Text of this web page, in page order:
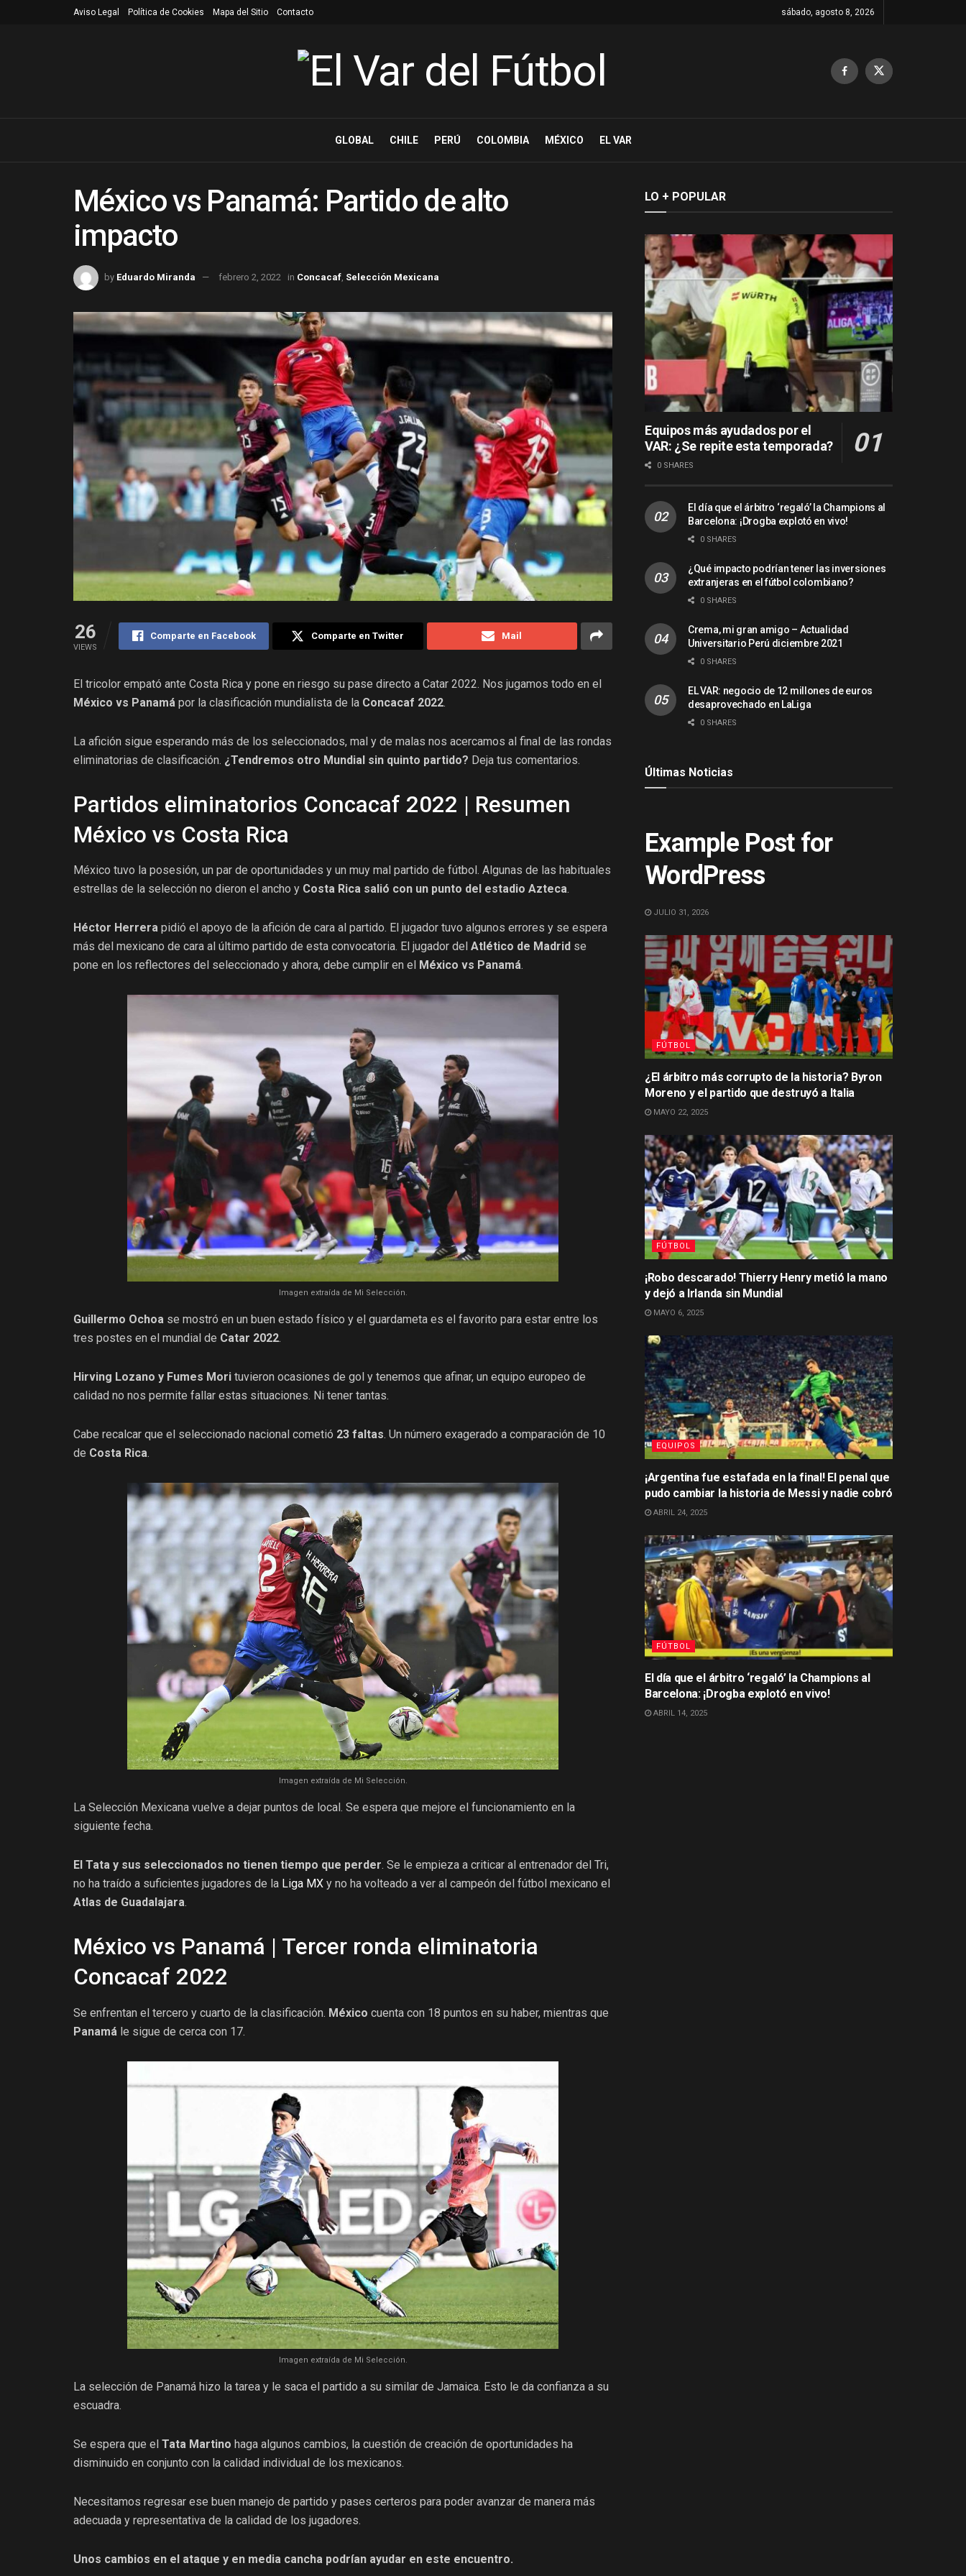
Aviso Legal Política de Cookies Mapa del Sitio Contacto sábado, agosto 8, 2026
GLOBAL CHILE PERÚ COLOMBIA MÉXICO EL VAR
México vs Panamá: Partido de alto
impacto
by Eduardo Miranda febrero 2, 2022 in Concacaf Selección Mexicana
26
VIEWS
Comparte en Facebook Comparte en Twitter Mail
El tricolor empató ante Costa Rica y pone en riesgo su pase directo a Catar 2022. Nos jugamos todo en el
México vs Panamá por la clasificación mundialista de la Concacaf 2022.
La afición sigue esperando más de los seleccionados, mal y de malas nos acercamos al final de las rondas
eliminatorias de clasificación. ¿Tendremos otro Mundial sin quinto partido? Deja tus comentarios.
Partidos eliminatorios Concacaf 2022 | Resumen
México vs Costa Rica
México tuvo la posesión, un par de oportunidades y un muy mal partido de fútbol. Algunas de las habituales
estrellas de la selección no dieron el ancho y Costa Rica salió con un punto del estadio Azteca.
Héctor Herrera pidió el apoyo de la afición de cara al partido. El jugador tuvo algunos errores y se espera
más del mexicano de cara al último partido de esta convocatoria. El jugador del Atlético de Madrid se
pone en los reflectores del seleccionado y ahora, debe cumplir en el
México vs Panamá.
Imagen extraída de Mi Selección.
Guillermo Ochoa se mostró en un buen estado físico y el guardameta es el favorito para estar entre los
tres postes en el mundial de Catar 2022.
Hirving Lozano y Fumes Mori tuvieron ocasiones de gol y tenemos que afinar, un equipo europeo de
calidad no nos permite fallar estas situaciones. Ni tener tantas.
Cabe recalcar que el seleccionado nacional cometió 23 faltas. Un número exagerado a comparación de 10
de Costa Rica.
Imagen extraída de Mi Selección.
La Selección Mexicana vuelve a dejar puntos de local. Se espera que mejore el funcionamiento en la
siguiente fecha.
El Tata y sus seleccionados no tienen tiempo que perder. Se le empieza a criticar al entrenador del Tri,
no ha traído a suficientes jugadores de la Liga MX y no ha volteado a ver al campeón del fútbol mexicano el
Atlas de Guadalajara.
México vs Panamá | Tercer ronda eliminatoria
Concacaf 2022
Se enfrentan el tercero y cuarto de la clasificación. México cuenta con 18 puntos en su haber, mientras que
Panamá le sigue de cerca con 17.
Imagen extraída de Mi Selección.
La selección de Panamá hizo la tarea y le saca el partido a su similar de Jamaica. Esto le da confianza a su
escuadra.
Se espera que el Tata Martino haga algunos cambios, la cuestión de creación de oportunidades ha
disminuido en conjunto con la calidad individual de los mexicanos.
Necesitamos regresar ese buen manejo de partido y pases certeros para poder avanzar de manera más
adecuada y representativa de la calidad de los jugadores.
Unos cambios en el ataque y en media cancha podrían ayudar en este encuentro.
LO + POPULAR
Equipos más ayudados por el
VAR: ¿Se repite esta temporada?
0 SHARES
El día que el árbitro ‘regaló’ la Champions al
Barcelona: ¡Drogba explotó en vivo!
0 SHARES
¿Qué impacto podrían tener las inversiones
extranjeras en el fútbol colombiano?
0 SHARES
Crema, mi gran amigo – Actualidad
Universitario Perú diciembre 2021
0 SHARES
EL VAR: negocio de 12 millones de euros
desaprovechado en LaLiga
0 SHARES
Últimas Noticias
Example Post for
WordPress
JULIO 31, 2026
FÚTBOL
¿El árbitro más corrupto de la historia? Byron
Moreno y el partido que destruyó a Italia
MAYO 22, 2025
FÚTBOL
¡Robo descarado! Thierry Henry metió la mano
y dejó a Irlanda sin Mundial
MAYO 6, 2025
EQUIPOS
¡Argentina fue estafada en la final! El penal que
pudo cambiar la historia de Messi y nadie cobró
ABRIL 24, 2025
FÚTBOL
El día que el árbitro ‘regaló’ la Champions al
Barcelona: ¡Drogba explotó en vivo!
ABRIL 14, 2025